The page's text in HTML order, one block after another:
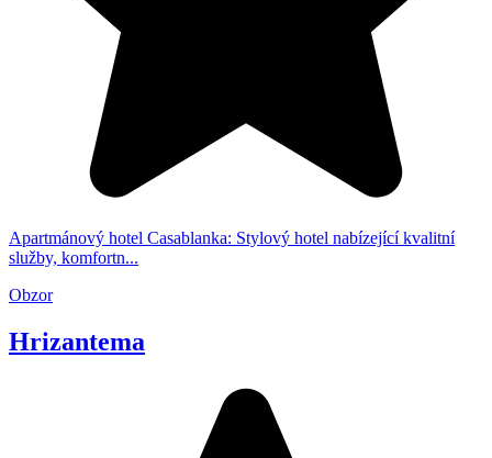
Apartmánový hotel Casablanka: Stylový hotel nabízející kvalitní
služby, komfortn...
Obzor
Hrizantema